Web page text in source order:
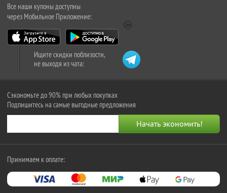
Все наши купоны доступны
через Мобильное Приложение:
Ищите скидки поблизости,
не выходя из чата:
Сэкономьте до 90% при любых покупках
Подпишитесь на самые выгодные предложения
Принимаем к оплате: